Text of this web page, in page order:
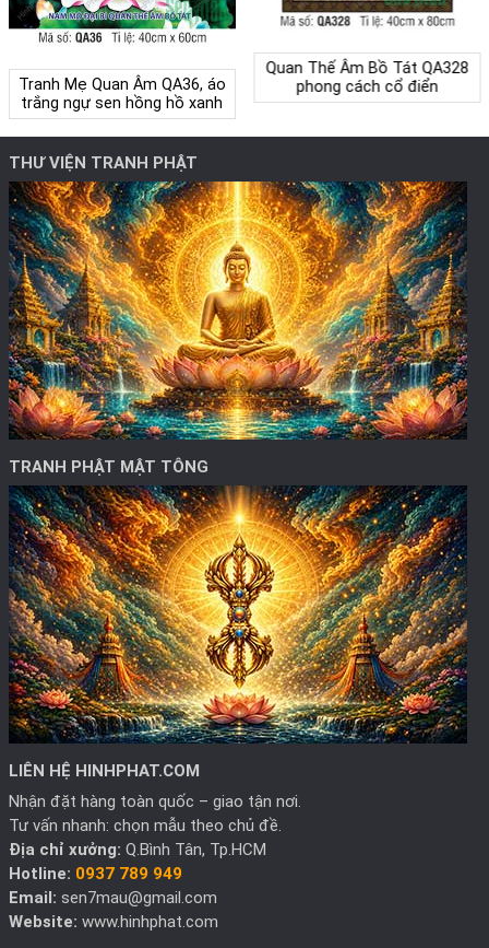
Quan Thế Âm Bồ Tát QA328
phong cách cổ điển
Tranh Mẹ Quan Âm QA36, áo
trắng ngự sen hồng hồ xanh
THƯ VIỆN TRANH PHẬT
TRANH PHẬT MẬT TÔNG
LIÊN HỆ HINHPHAT.COM
Nhận đặt hàng toàn quốc – giao tận nơi.
Tư vấn nhanh: chọn mẫu theo chủ đề.
Địa chỉ xưởng: Q.Bình Tân, Tp.HCM
Hotline: 0937 789 949
Email: sen7mau@gmail.com
Website: www.hinhphat.com